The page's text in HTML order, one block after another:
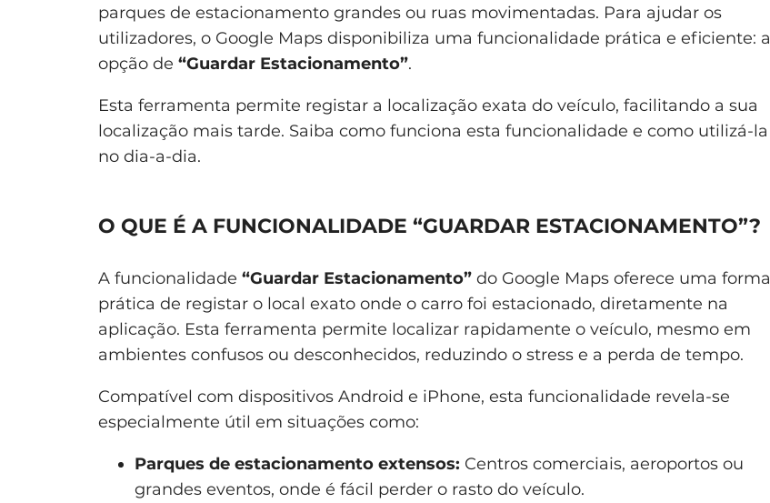
parques de estacionamento grandes ou ruas movimentadas. Para ajudar os
utilizadores, o Google Maps disponibiliza uma funcionalidade prática e eficiente: a
opção de “Guardar Estacionamento”.
Esta ferramenta permite registar a localização exata do veículo, facilitando a sua
localização mais tarde. Saiba como funciona esta funcionalidade e como utilizá-la
no dia-a-dia.
O QUE É A FUNCIONALIDADE “GUARDAR ESTACIONAMENTO”?
A funcionalidade “Guardar Estacionamento” do Google Maps oferece uma forma
prática de registar o local exato onde o carro foi estacionado, diretamente na
aplicação. Esta ferramenta permite localizar rapidamente o veículo, mesmo em
ambientes confusos ou desconhecidos, reduzindo o stress e a perda de tempo.
Compatível com dispositivos Android e iPhone, esta funcionalidade revela-se
especialmente útil em situações como:
Parques de estacionamento extensos: Centros comerciais, aeroportos ou
grandes eventos, onde é fácil perder o rasto do veículo.